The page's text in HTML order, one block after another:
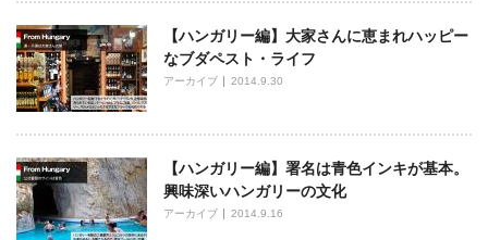
【ハンガリー編】大家さんに恵まれハッピー
なブダペスト・ライフ
アーカイブ 2014.9.30
【ハンガリー編】署名は青色インキが基本。
興味深いハンガリーの文化
アーカイブ 2014.9.16